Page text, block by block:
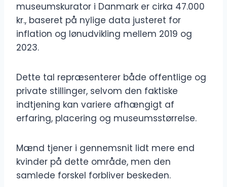
museumskurator i Danmark er cirka 47.000
kr., baseret på nylige data justeret for
inflation og lønudvikling mellem 2019 og
2023.
Dette tal repræsenterer både offentlige og
private stillinger, selvom den faktiske
indtjening kan variere afhængigt af
erfaring, placering og museumsstørrelse.
Mænd tjener i gennemsnit lidt mere end
kvinder på dette område, men den
samlede forskel forbliver beskeden.